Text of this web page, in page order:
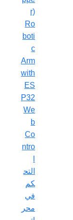
r)
Ro
boti
c
Arm
with
ES
P32
We
b
Co
ntro
التح
كم
في
محر